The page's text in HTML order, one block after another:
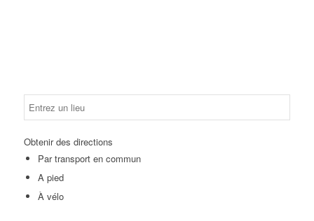
Obtenir des directions
Par transport en commun
A pied
À vélo